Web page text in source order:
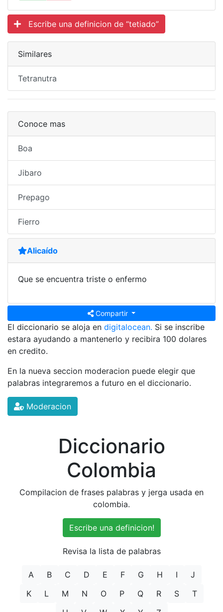
Escribe una definicion de “tetiado”
Similares
Tetranutra
Conoce mas
Boa
Jibaro
Prepago
Fierro
Alicaído
Que se encuentra triste o enfermo
Compartir
El diccionario se aloja en digitalocean. Si se inscribe
estara ayudando a mantenerlo y recibira 100 dolares
en credito.
En la nueva seccion moderacion puede elegir que
palabras integraremos a futuro en el diccionario.
Moderacion
Diccionario
Colombia
Compilacion de frases palabras y jerga usada en
colombia.
Escribe una definicion!
Revisa la lista de palabras
A B C D E F G H I
J
K
L M N O P Q R S
T